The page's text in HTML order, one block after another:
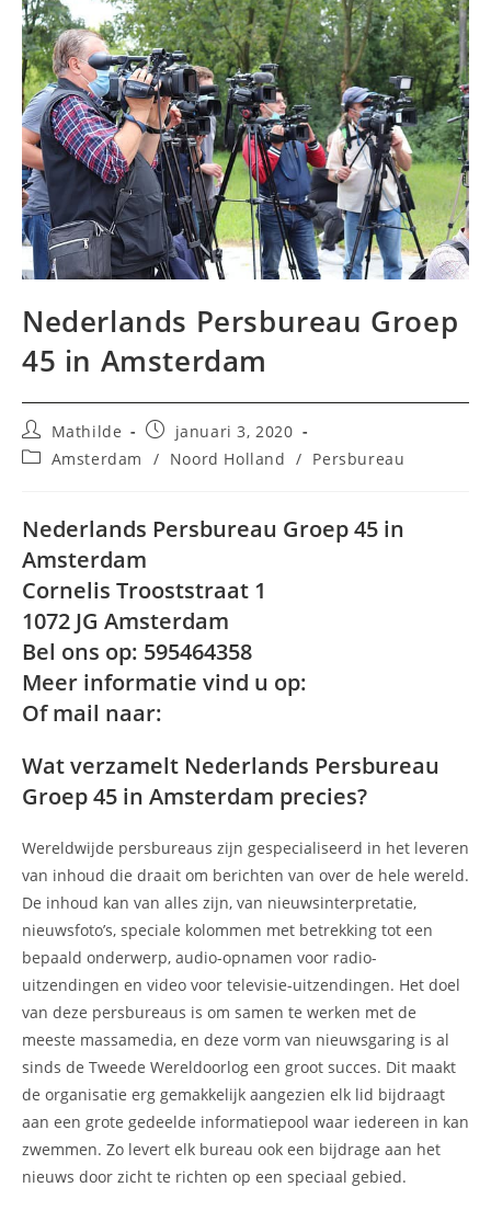
Nederlands Persbureau Groep
45 in Amsterdam
Bericht
auteur:
Mathilde
Bericht
gepubliceerd
op:
januari 3, 2020
Berichtcategorie:
Amsterdam / Noord Holland / Persbureau
Nederlands Persbureau Groep 45 in
Amsterdam
Cornelis Trooststraat 1
1072 JG Amsterdam
Bel ons op: 595464358
Meer informatie vind u op:
Of mail naar:
Wat verzamelt Nederlands Persbureau
Groep 45 in Amsterdam precies?
Wereldwijde persbureaus zijn gespecialiseerd in het leveren
van inhoud die draait om berichten van over de hele wereld.
De inhoud kan van alles zijn, van nieuwsinterpretatie,
nieuwsfoto’s, speciale kolommen met betrekking tot een
bepaald onderwerp, audio-opnamen voor radio-
uitzendingen en video voor televisie-uitzendingen. Het doel
van deze persbureaus is om samen te werken met de
meeste massamedia, en deze vorm van nieuwsgaring is al
sinds de Tweede Wereldoorlog een groot succes. Dit maakt
de organisatie erg gemakkelijk aangezien elk lid bijdraagt
aan een grote gedeelde informatiepool waar iedereen in kan
zwemmen. Zo levert elk bureau ook een bijdrage aan het
nieuws door zicht te richten op een speciaal gebied.